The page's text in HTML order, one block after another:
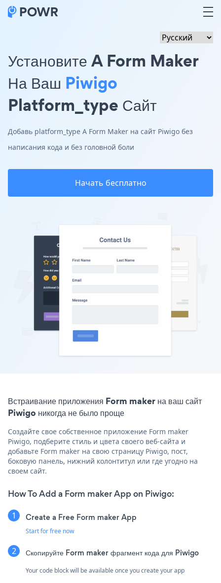
Установите A Form Maker
На Ваш Piwigo
Platform_type Сайт
Добавь platform_type A Form Maker на сайт Piwigo без
написания кода и без головной боли
Начать бесплатно
Встраивание приложения Form maker на ваш сайт
Piwigo никогда не было проще
Создайте свое собственное приложение Form maker
Piwigo, подберите стиль и цвета своего веб-сайта и
добавьте Form maker на свою страницу Piwigo, пост,
боковую панель, нижний колонтитул или где угодно на
своем сайт.
How To Add a Form maker App on Piwigo:
Create a Free Form maker App
Start for free now
Скопируйте Form maker фрагмент кода для Piwigo
Your code block will be available once you create your app